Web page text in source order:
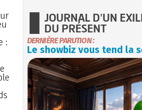
:
JOURNAL D'UN
DU PRÉSENT
DERNIÈRE PARUTION :
Le showbiz vous tend la